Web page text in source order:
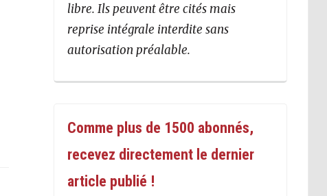
libre. Ils peuvent être cités mais
reprise intégrale interdite sans
autorisation préalable.
Comme plus de 1500 abonnés,
recevez directement le dernier
article publié !